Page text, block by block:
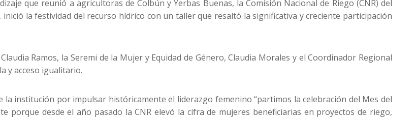
que reunió a agricultoras de Colbún y Yerbas Buenas, la Comisión Nacional de Riego (CNR) del
la festividad del recurso hídrico con un taller que resaltó la significativa y creciente participación
Ramos, la Seremi de la Mujer y Equidad de Género, Claudia Morales y el Coordinador Regional
y acceso igualitario.
la institución por impulsar históricamente el liderazgo femenino “partimos la celebración del Mes del
porque desde el año pasado la CNR elevó la cifra de mujeres beneficiarias en proyectos de riego,